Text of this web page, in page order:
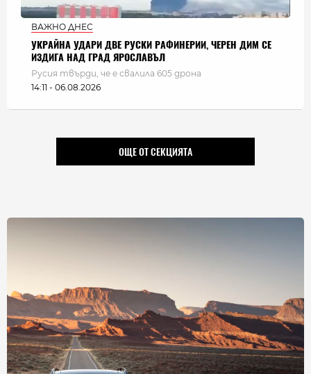
ВАЖНО ДНЕС
УКРАЙНА УДАРИ ДВЕ РУСКИ РАФИНЕРИИ, ЧЕРЕН ДИМ СЕ
ИЗДИГА НАД ГРАД ЯРОСЛАВЪЛ
Русия твърди, че е свалила 605 дрона
14:11 - 06.08.2026
ОЩЕ ОТ СЕКЦИЯТА